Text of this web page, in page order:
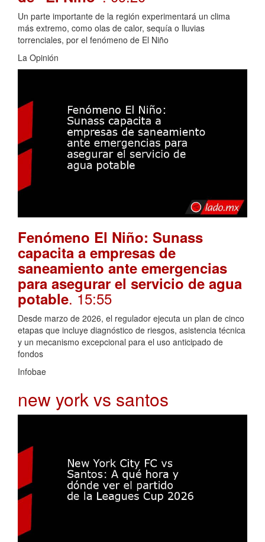
Un parte importante de la región experimentará un clima
más extremo, como olas de calor, sequía o lluvias
torrenciales, por el fenómeno de El Niño
La Opinión
Fenómeno El Niño: Sunass
capacita a empresas de
saneamiento ante emergencias
para asegurar el servicio de agua
potable. 15:55
Desde marzo de 2026, el regulador ejecuta un plan de cinco
etapas que incluye diagnóstico de riesgos, asistencia técnica
y un mecanismo excepcional para el uso anticipado de
fondos
Infobae
new york vs santos